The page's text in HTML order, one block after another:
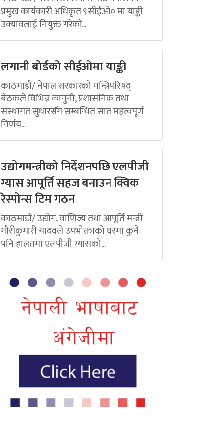
प्रमुख कार्यकारी अधिकृत ९सीईओ० मा याङ्की
उक्यावलाई नियुक्त गरेको...
लगानी बोर्डको सीईओमा याङ्की
काठमाडौं/ नेपाल सरकारको मन्त्रिपरिषद्
बैठकले विभिन्न कानुनी, प्रशासनिक तथा
संस्थागत सुधारसँग सम्बन्धित सात महत्वपूर्ण
निर्णय...
उद्योगमन्त्रीको निर्देशनपछि एलपीजी
ग्यास आपूर्ति सहज बनाउन क्विक
रेस्पोन्स टिम गठन
काठमाडौं/ उद्योग, वाणिज्य तथा आपूर्ति मन्त्री
गौरीकुमारी यादवले उपभोक्ताको घरमा कुनै
पनि हालतमा एलपीजी ग्यासको...